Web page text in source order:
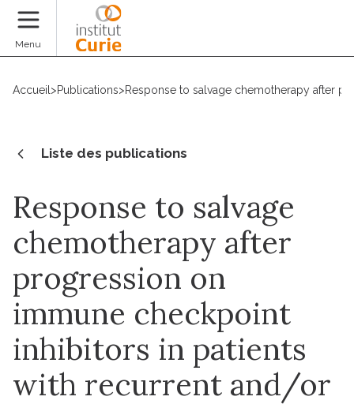
Menu
Accueil >Publications>Response to salvage chemotherapy after
Liste des publications
Response to salvage
chemotherapy after
progression on
immune checkpoint
inhibitors in patients
with recurrent and/or